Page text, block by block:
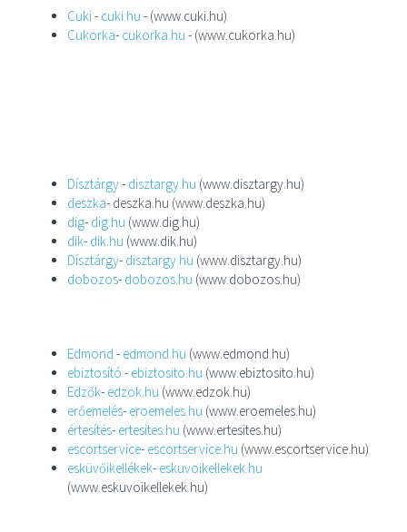
Cuki- cuki.hu - (www.cuki.hu)
Cukorka- cukorka.hu - (www.cukorka.hu)
Dísztárgy- disztargy.hu (www.disztargy.hu)
deszka- deszka.hu (www.deszka.hu)
dig- dig.hu (www.dig.hu)
dik- dik.hu (www.dik.hu)
Dísztárgy- disztargy.hu (www.disztargy.hu)
dobozos- dobozos.hu (www.dobozos.hu)
Edmond - edmond.hu (www.edmond.hu)
ebiztosító - ebiztosito.hu (www.ebiztosito.hu)
Edzők- edzok.hu (www.edzok.hu)
erőemelés- eroemeles.hu (www.eroemeles.hu)
értesítés- ertesites.hu (www.ertesites.hu)
escortservice- escortservice.hu (www.escortservice.hu)
esküvőikellékek- eskuvoikellekek.hu
(www.eskuvoikellekek.hu)